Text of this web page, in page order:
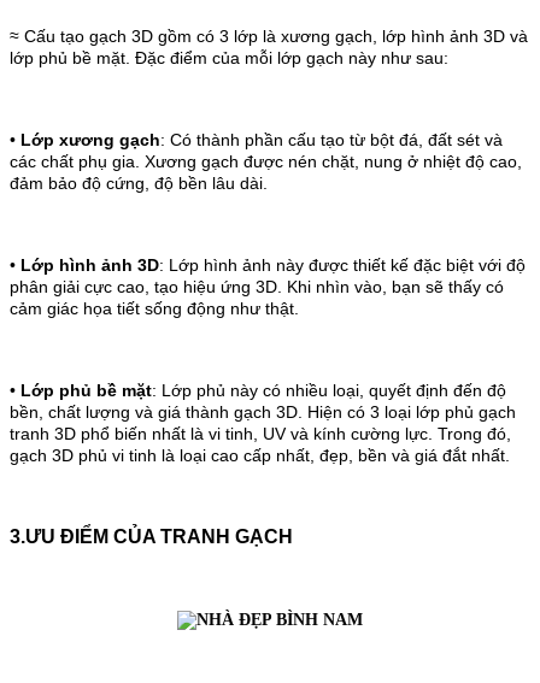
≈ Cấu tạo gạch 3D gồm có 3 lớp là xương gạch, lớp hình ảnh 3D và
lớp phủ bề mặt. Đặc điểm của mỗi lớp gạch này như sau:
• Lớp xương gạch: Có thành phần cấu tạo từ bột đá, đất sét và
các chất phụ gia. Xương gạch được nén chặt, nung ở nhiệt độ cao,
đảm bảo độ cứng, độ bền lâu dài.
• Lớp hình ảnh 3D: Lớp hình ảnh này được thiết kế đặc biệt với độ
phân giải cực cao, tạo hiệu ứng 3D. Khi nhìn vào, bạn sẽ thấy có
cảm giác họa tiết sống động như thật.
• Lớp phủ bề mặt: Lớp phủ này có nhiều loại, quyết định đến độ
bền, chất lượng và giá thành gạch 3D. Hiện có 3 loại lớp phủ gạch
tranh 3D phổ biến nhất là vi tinh, UV và kính cường lực. Trong đó,
gạch 3D phủ vi tinh là loại cao cấp nhất, đẹp, bền và giá đắt nhất.
3.ƯU ĐIỂM CỦA TRANH GẠCH